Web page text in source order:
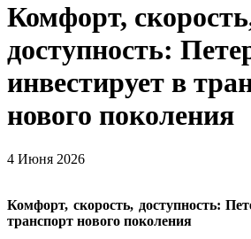
Комфорт,
доступность:
инвестирует в
нового поколения
4 Июня 2026
Комфорт, скорость, доступность:
транспорт нового поколения